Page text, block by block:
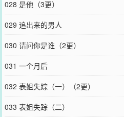
028 是他（3更）
029 追出来的男人
030 请问你是谁（2更）
031 一个月后
032 表姐失踪（一）（2更）
033 表姐失踪（二）